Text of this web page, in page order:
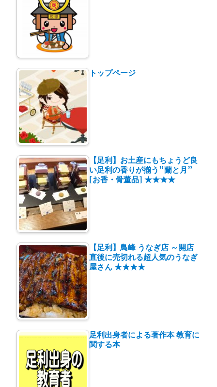
トップページ
【足利】お土産にもちょうど良
い足利の香りが揃う”蘭と月”
[お香・骨董品] ★★★★
【足利】鳥峰 うなぎ店 ～開店
直後に売切れる超人気のうなぎ
屋さん ★★★★
足利出身者による著作本 教育に
関する本